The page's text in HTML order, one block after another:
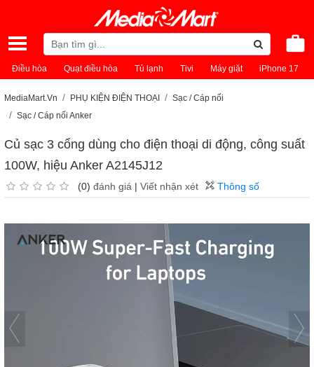
Điều hòa Quạt điều hòa Tủ lạnh Tivi Máy giặt iPhone 17
MediaMart.Vn PHỤ KIỆN ĐIỆN THOẠI
Sạc / Cáp nối
Sạc / Cáp nối Anker
Củ sạc 3 cổng dùng cho điện thoại di động, công suất
100W, hiệu Anker A2145J12
(0) đánh giá | Viết nhận xét Thông số